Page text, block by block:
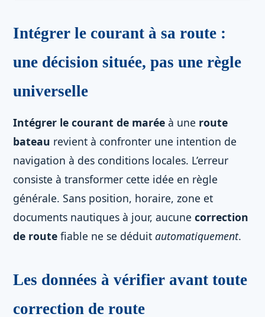
Intégrer le courant à sa route :
une décision située, pas une règle
universelle
Intégrer le courant de marée à une route
bateau revient à confronter une intention de
navigation à des conditions locales. L’erreur
consiste à transformer cette idée en règle
générale. Sans position, horaire, zone et
documents nautiques à jour, aucune correction
de route fiable ne se déduit automatiquement.
Les données à vérifier avant toute
correction de route